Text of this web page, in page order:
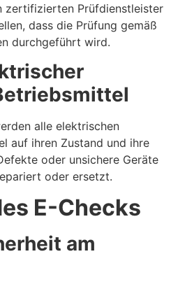
zertifizierten Prüfdienstleister
dass die Prüfung gemäß
durchgeführt wird.
alle elektrischen
auf ihren Zustand und ihre
oder unsichere Geräte
oder ersetzt.
E-Checks
am